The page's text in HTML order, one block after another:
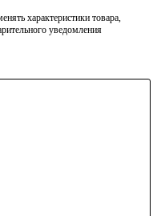
характеристики товара,
уведомления